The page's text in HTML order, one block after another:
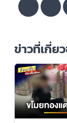
ข่าวที่เกี่ย